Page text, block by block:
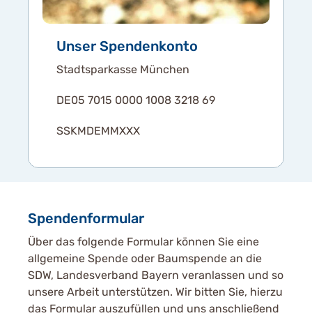
Unser Spendenkonto
Stadtsparkasse München
DE05 7015 0000 1008 3218 69
SSKMDEMMXXX
Spendenformular
Über das folgende Formular können Sie eine
allgemeine Spende oder Baumspende an die
SDW, Landesverband Bayern veranlassen und so
unsere Arbeit unterstützen. Wir bitten Sie, hierzu
das Formular auszufüllen und uns anschließend